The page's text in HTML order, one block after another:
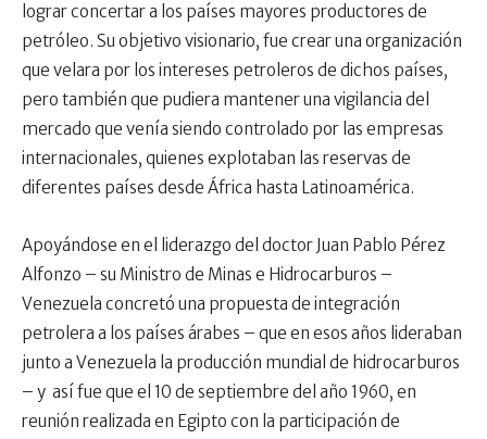
lograr concertar a los países mayores productores de
petróleo. Su objetivo visionario, fue crear una organización
que velara por los intereses petroleros de dichos países,
pero también que pudiera mantener una vigilancia del
mercado que venía siendo controlado por las empresas
internacionales, quienes explotaban las reservas de
diferentes países desde África hasta Latinoamérica.
Apoyándose en el liderazgo del doctor Juan Pablo Pérez
Alfonzo – su Ministro de Minas e Hidrocarburos –
Venezuela concretó una propuesta de integración
petrolera a los países árabes – que en esos años lideraban
junto a Venezuela la producción mundial de hidrocarburos
– y así fue que el 10 de septiembre del año 1960, en
reunión realizada en Egipto con la participación de